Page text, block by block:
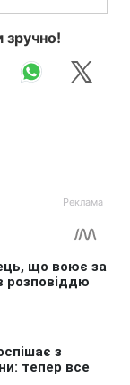
зручно!